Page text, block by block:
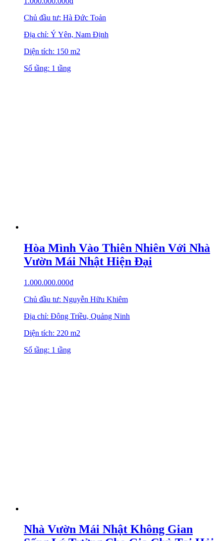
Chủ đầu tư: Hà Đức Toản
Địa chỉ: Ý Yên, Nam Định
Diện tích: 150 m2
Số tầng: 1 tầng
Hòa Mình Vào Thiên Nhiên Với Nhà
Vườn Mái Nhật Hiện Đại
1.000.000.000₫
Chủ đầu tư: Nguyễn Hữu Khiêm
Địa chỉ: Đông Triều, Quảng Ninh
Diện tích: 220 m2
Số tầng: 1 tầng
Nhà Vườn Mái Nhật Không Gian